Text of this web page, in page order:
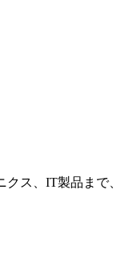
ス、IT製品まで、